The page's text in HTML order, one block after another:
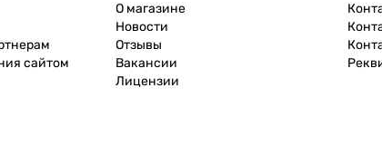
сайтом
О магазине
Новости
Отзывы
Вакансии
Лицензии